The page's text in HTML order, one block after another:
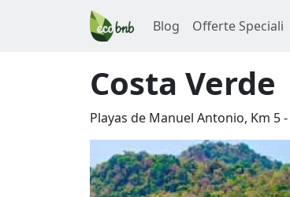
Blog Offerte Speciali
Costa Verde
Playas de Manuel Antonio, Km 5-